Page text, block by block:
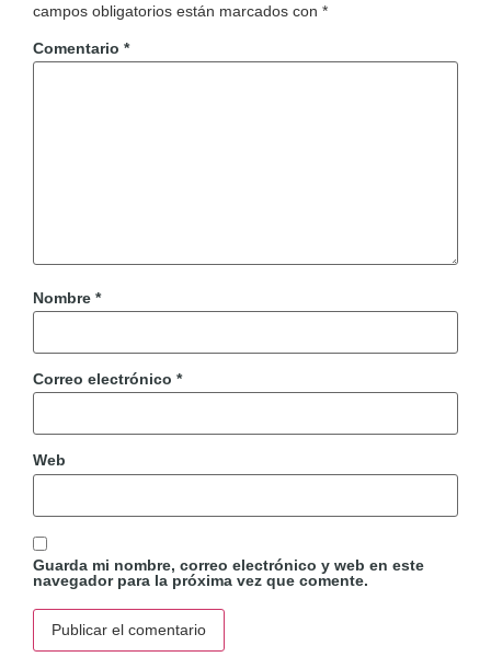
campos obligatorios están marcados con *
Comentario *
Nombre *
Correo electrónico *
Web
Guarda mi nombre, correo electrónico y web en este
navegador para la próxima vez que comente.